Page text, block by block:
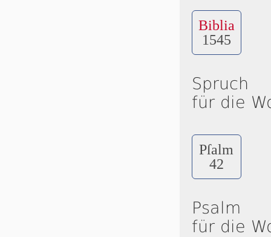
Biblia
1545
Spruch
für die
Pſalm
42
Psalm
für die